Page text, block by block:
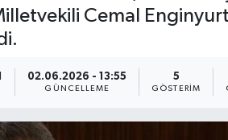
Cemal
02.06.2026 - 13:55
GÜNCELLEME
5
GÖSTERIM